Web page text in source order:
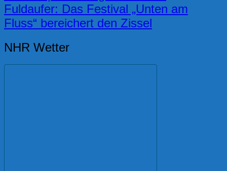
Fuldaufer: Das Festival „Unten am
Fluss“ bereichert den Zissel
NHR Wetter